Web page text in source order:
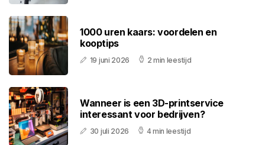
1000 uren kaars: voordelen en
kooptips
19 juni 2026 2 min leestijd
Wanneer is een 3D-printservice
interessant voor bedrijven?
30 juli 2026 4 min leestijd